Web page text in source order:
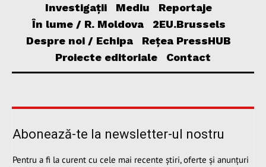
Investigații
Mediu
Reportaje
În lume / R. Moldova
2EU.Brussels
Despre noi / Echipa
Rețea PressHUB
Proiecte editoriale
Contact
Abonează-te la newsletter-ul nostru
Pentru a fi la curent cu cele mai recente știri, oferte și anunțuri